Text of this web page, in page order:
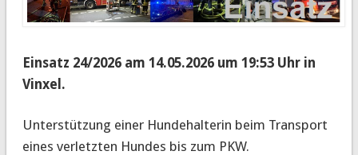
Einsatz 24/2026 am 14.05.2026 um 19:53 Uhr in
Vinxel.
Unterstützung einer Hundehalterin beim Transport
eines verletzten Hundes bis zum PKW.